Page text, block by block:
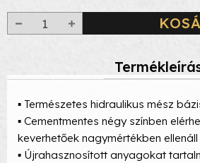
▪ Természetes hidraulikus mész
▪ Cementmentes négy színben
keverhetőek nagymértékben
▪ Újrahasznosított anyagokat